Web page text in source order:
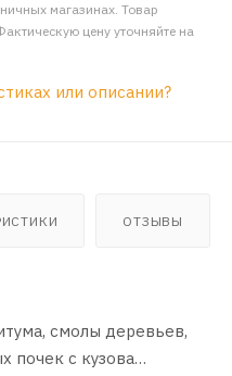
магазинах. Товар
цену уточняйте на
или описании?
ОТЗЫВЫ
смолы деревьев,
почек с кузова